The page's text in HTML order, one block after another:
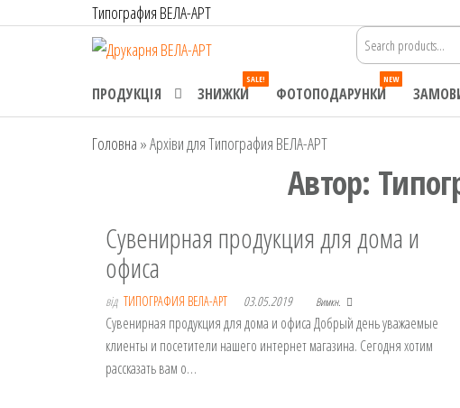
Типография ВЕЛА-АРТ
ВЕЛА-АРТ
широкоформатний
друк. Замовлення
ПРОДУКЦІЯ ЗНИЖКИ
SALE!
ФОТОПОДАРУНКИ
NEW
Головна »Архіви для Типография ВЕЛА-АРТ
Автор:
Сувенирная продукция для дома и
офиса
від ТИПОГРАФИЯ ВЕЛА-АРТ 03.05.2019 Вимкн.
Сувенирная продукция для дома и офиса Добрый день уважаемые
клиенты и посетители нашего интернет магазина. Сегодня хотим
рассказать вам о…